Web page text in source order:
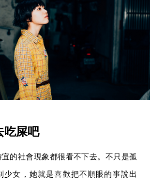
吃屎吧
的社會現象都很看不下去。不只是孤
少女，她就是喜歡把不順眼的事說出